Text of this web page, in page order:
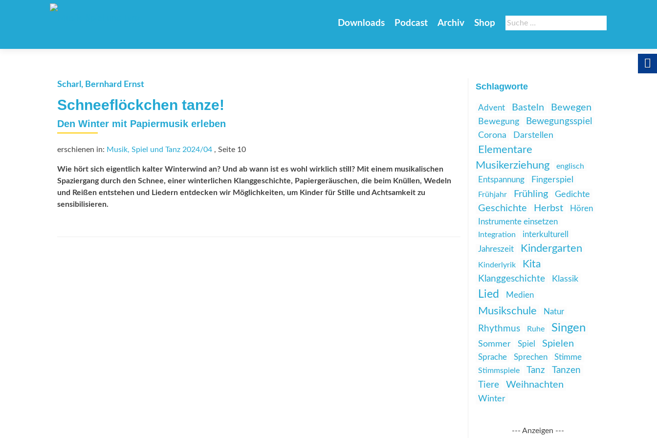
Suche
nach:
Downloads Podcast Archiv Shop
Scharl, Bernhard Ernst
Schneeflöckchen tanze!
Den Winter mit Papiermusik erleben
erschienen in: Musik, Spiel und Tanz 2024/04 , Seite 10
Wie hört sich eigentlich kalter Winterwind an? Und ab wann ist es wohl wirklich still? Mit einem musikalischen
Spaziergang durch den Schnee, einer winterlichen Klanggeschichte, Papiergeräuschen, die beim Knüllen, Wedeln
und Reißen entstehen und Liedern entdecken wir Möglichkeiten, um Kinder für Stille und Achtsamkeit zu
sensibilisieren.
Schlagworte
Advent Basteln Bewegen
Bewegung
Bewegungsspiel
Corona
Darstellen
Elementare
Musikerziehung
englisch
Entspannung Fingerspiel
Frühjahr Frühling Gedichte
Geschichte Herbst
Hören
Instrumente einsetzen
Integration
interkulturell
Jahreszeit
Kindergarten
Kinderlyrik Kita
Klanggeschichte Klassik
Lied Medien
Musikschule Natur
Rhythmus Ruhe Singen
Sommer Spiel Spielen
Sprache Sprechen Stimme
Stimmspiele Tanz
Tanzen
Tiere
Weihnachten
Winter
--- Anzeigen ---